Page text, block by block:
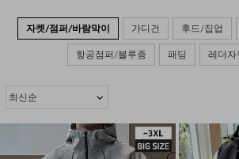
자켓/점퍼/바람막이 가디건 후드/집업
항공점퍼/블루종 패딩 레더